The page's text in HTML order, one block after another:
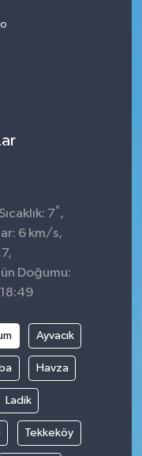
°
7° ,
6 km/s,
Doğumu:
18:49
Ayvacık
Havza
Ladik
Tekkeköy